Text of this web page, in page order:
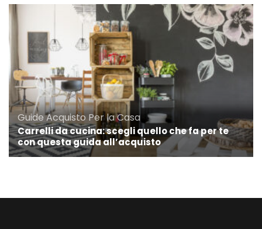
Guide Acquisto Per la Casa
Carrelli da cucina: scegli quello che fa per te
con questa guida all’acquisto